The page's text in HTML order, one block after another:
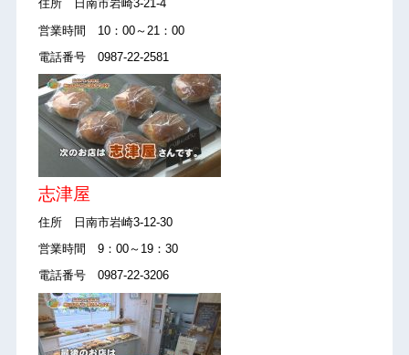
住所 日南市岩崎3-21-4
営業時間 10：00～21：00
電話番号 0987-22-2581
志津屋
住所 日南市岩崎3-12-30
営業時間 9：00～19：30
電話番号 0987-22-3206